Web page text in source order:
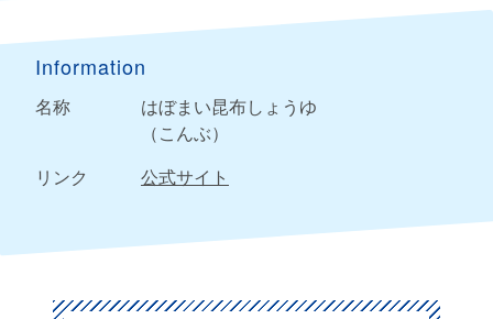
Information
名称
はぼまい昆布しょうゆ
（こんぶ）
リンク
公式サイト